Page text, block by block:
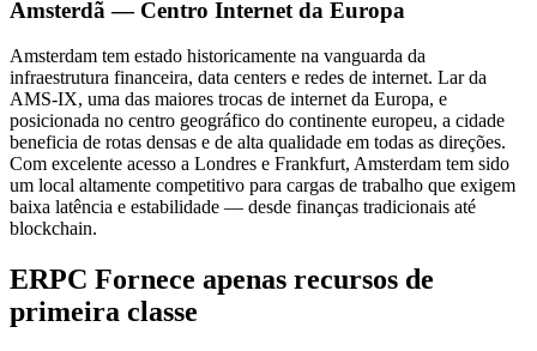
Amsterdã — Centro Internet da Europa
Amsterdam tem estado historicamente na vanguarda da
infraestrutura financeira, data centers e redes de internet. Lar da
AMS-IX, uma das maiores trocas de internet da Europa, e
posicionada no centro geográfico do continente europeu, a cidade
beneficia de rotas densas e de alta qualidade em todas as direções.
Com excelente acesso a Londres e Frankfurt, Amsterdam tem sido
um local altamente competitivo para cargas de trabalho que exigem
baixa latência e estabilidade — desde finanças tradicionais até
blockchain.
ERPC Fornece apenas recursos de
primeira classe